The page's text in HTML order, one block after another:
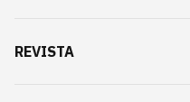
REVISTA